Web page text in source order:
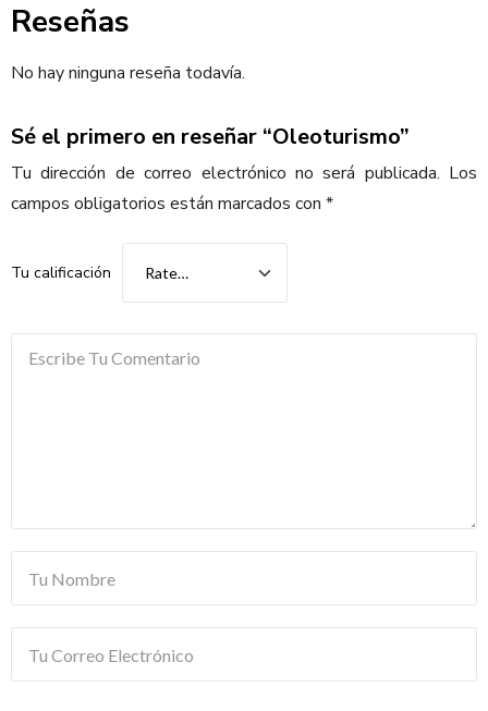
Reseñas
No hay ninguna reseña todavía.
Sé el primero en reseñar “Oleoturismo”
Tu dirección de correo electrónico no será publicada. Los
campos obligatorios están marcados con *
Tu calificación